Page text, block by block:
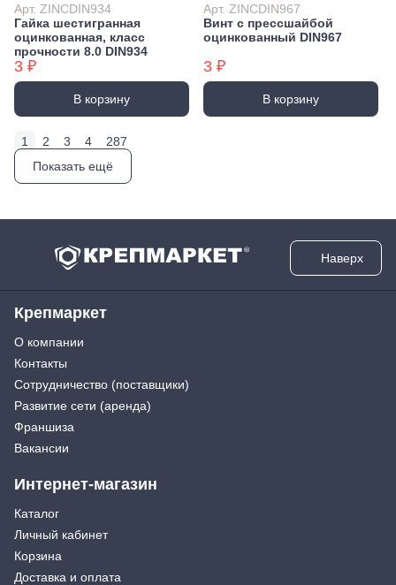
Арт. ZINCDIN934
Гайка шестигранная
оцинкованная, класс
прочности 8.0 DIN934
3 ₽
В корзину
Арт. ZINCDIN967
Винт с прессшайбой
оцинкованный DIN967
3 ₽
В корзину
1 2 3 4
287
Показать ещё
Наверх
Крепмаркет
О компании
Контакты
Сотрудничество (поставщики)
Развитие сети (аренда)
Франшиза
Вакансии
Интернет-магазин
Каталог
Личный кабинет
Корзина
Доставка и оплата